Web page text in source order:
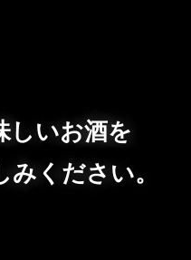
しいお酒を
ください。